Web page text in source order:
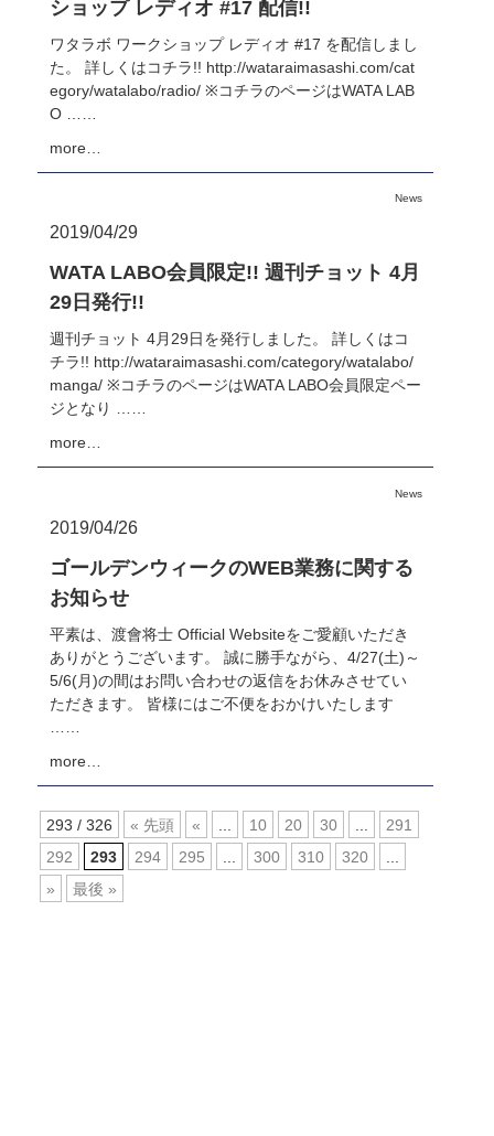
ショップ レディオ #17 配信!!
ワタラボ ワークショップ レディオ #17 を配信しまし
た。 詳しくはコチラ!! http://wataraimasashi.com/cat
egory/watalabo/radio/ ※コチラのページはWATA LAB
O ……
more…
News
2019/04/29
WATA LABO会員限定!! 週刊チョット 4月
29日発行!!
週刊チョット 4月29日を発行しました。 詳しくはコ
チラ!! http://wataraimasashi.com/category/watalabo/
manga/ ※コチラのページはWATA LABO会員限定ペー
ジとなり ……
more…
News
2019/04/26
ゴールデンウィークのWEB業務に関する
お知らせ
平素は、渡會将士 Official Websiteをご愛顧いただき
ありがとうございます。 誠に勝手ながら、4/27(土)～
5/6(月)の間はお問い合わせの返信をお休みさせてい
ただきます。 皆様にはご不便をおかけいたします
more…
293 / 326 « 先頭 « 10 20 30
291
292
293 294 295 300 310 320
»
最後 »